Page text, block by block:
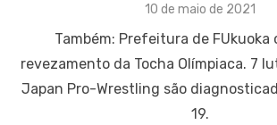
Posted
10 de maio de 2021
Também: Prefeitura de FUkuoka
revezamento da Tocha Olímpiaca. 7
Japan Pro-Wrestling são
19.